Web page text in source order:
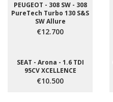
PEUGEOT - 308 SW - 308
PureTech Turbo 130 S&S
SW Allure
€12.700
SEAT - Arona - 1.6 TDI
95CV XCELLENCE
€10.500